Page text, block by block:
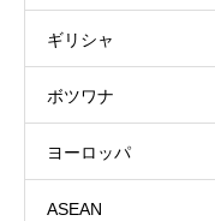
ギリシャ
ボツワナ
ヨーロッパ
ASEAN